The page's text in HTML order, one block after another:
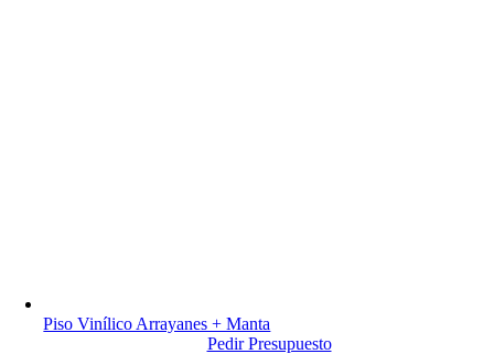
Piso Vinílico Arrayanes + Manta
Pedir Presupuesto